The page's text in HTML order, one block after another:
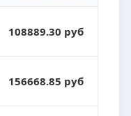
108889.30 руб
156668.85 руб